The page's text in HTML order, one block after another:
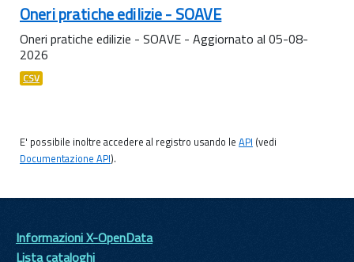
Oneri pratiche edilizie - SOAVE
Oneri pratiche edilizie - SOAVE - Aggiornato al 05-08-
2026
CSV
E' possibile inoltre accedere al registro usando le API (vedi
Documentazione API).
Informazioni X-OpenData
Lista cataloghi